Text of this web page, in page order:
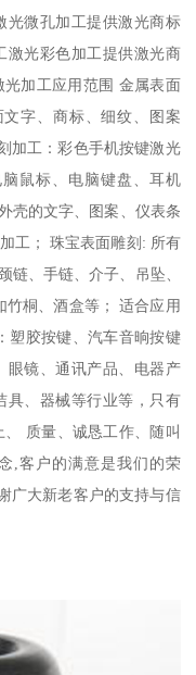
光微孔加工提供激光商标
激光彩色加工提供激光商
加工应用范围 金属表面
字、商标、细纹、图案
加工：彩色手机按键激光
鼠标、电脑键盘、耳机
壳的文字、图案、仪表条
工； 珠宝表面雕刻: 所有
链、手链、介子、吊坠、
竹桐、酒盒等； 适合应用
塑胶按键、汽车音晌按键
眼镜、通讯产品、电器产
具、器械等行业等，只有
质量、诚恳工作、随叫
,客户的满意是我们的荣
广大新老客户的支持与信